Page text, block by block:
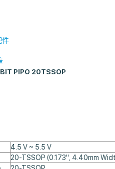
件
PIPO 20TSSOP
4.5 V ~ 5.5 V
20-TSSOP (0.173", 4.40mm